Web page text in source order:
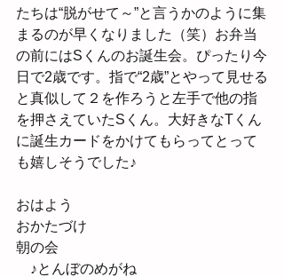
たちは“脱がせて～”と言うかのように集
まるのが早くなりました（笑）お弁当
の前にはSくんのお誕生会。ぴったり今
日で2歳です。指で“2歳”とやって見せる
と真似して２を作ろうと左手で他の指
を押さえていたSくん。大好きなTくん
に誕生カードをかけてもらってとって
も嬉しそうでした♪
おはよう
おかたづけ
朝の会
♪とんぼのめがね